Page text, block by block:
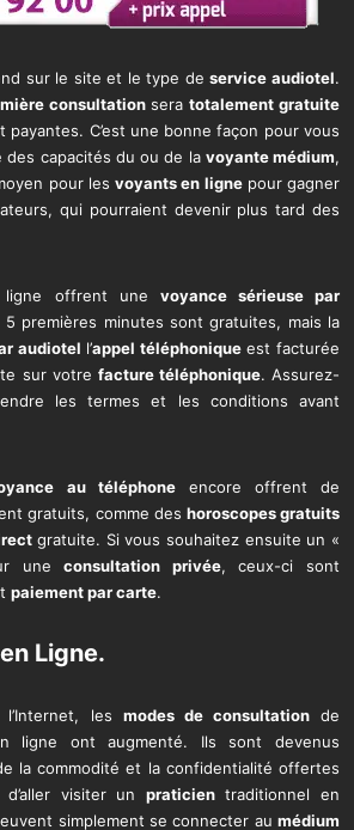
sur le site et le type deservice audiotel.
consultationseratotalement gratuite
C’est une bonne façon pour vous
capacités du ou de la voyante médium,
pour les voyants en lignepour gagner
qui pourraient devenir plus tard des
ligne offrent une voyance sérieuse par
premières minutes sont gratuites, mais la
audiotel l’appel téléphoniqueest facturée
sur votre facture téléphonique. Assurez-
les termes et les conditions avant
au téléphoneencore offrent de
gratuits, comme des horoscopes gratuits
gratuite. Si vous souhaitez ensuite un «
uneconsultation privée, ceux-ci sont
paiement par carte.
en Ligne.
l’Internet, les modes de consultationde
ligne ont augmenté. Ils sont devenus
la commodité et la confidentialité offertes
visiter un praticientraditionnel en
simplement se connecter au médium